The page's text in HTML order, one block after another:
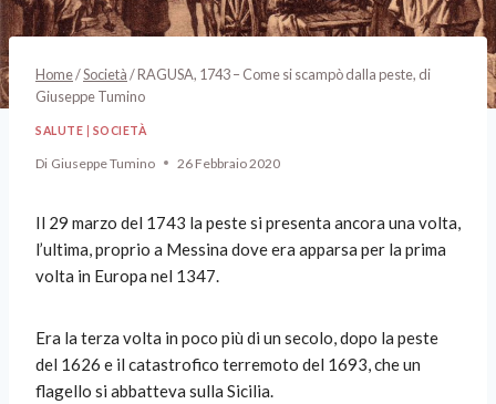
Home/Società/RAGUSA, 1743 – Come si scampò dalla peste, di
Giuseppe Tumino
SALUTE SOCIETÀ
Di Giuseppe Tumino 26 Febbraio 2020
Il 29 marzo del 1743 la peste si presenta ancora una volta,
l’ultima, proprio a Messina dove era apparsa per la prima
volta in Europa nel 1347.
Era la terza volta in poco più di un secolo, dopo la peste
del 1626 e il catastrofico terremoto del 1693, che un
flagello si abbatteva sulla Sicilia.